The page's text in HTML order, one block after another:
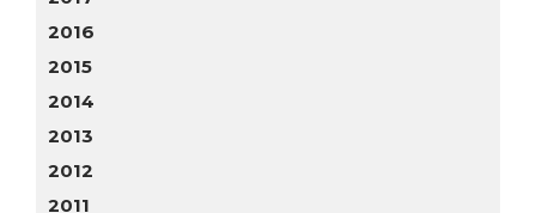
2016
2015
2014
2013
2012
2011